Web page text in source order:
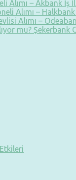
Alımı – Akbank İş
Alımı – Halkbank
Alımı –
mu? Şekerbank